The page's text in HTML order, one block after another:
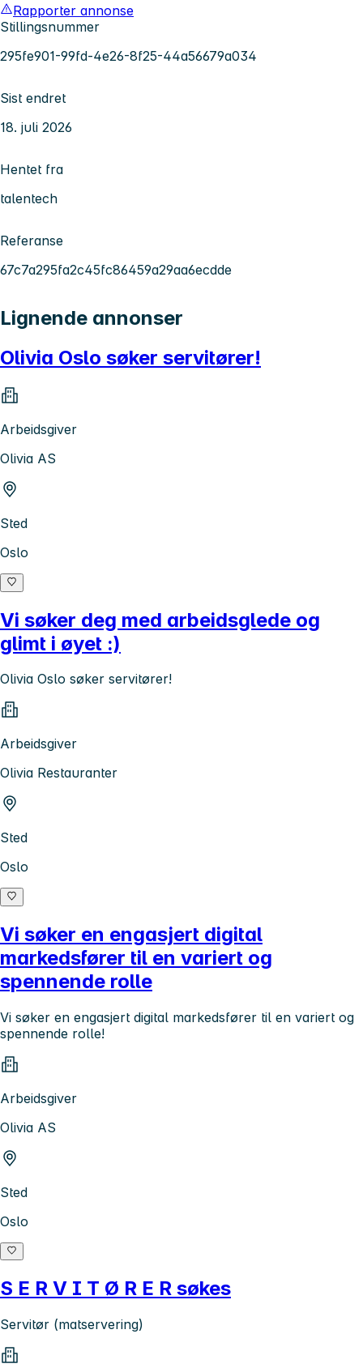
Rapporter annonse
Stillingsnummer
295fe901-99fd-4e26-8f25-44a56679a034
Sist endret
18. juli 2026
Hentet fra
talentech
Referanse
67c7a295fa2c45fc86459a29aa6ecdde
Lignende annonser
Olivia Oslo søker servitører!
Arbeidsgiver
Olivia AS
Sted
Oslo
Vi søker deg med arbeidsglede og
glimt i øyet :)
Olivia Oslo søker servitører!
Arbeidsgiver
Olivia Restauranter
Sted
Oslo
Vi søker en engasjert digital
markedsfører til en variert og
spennende rolle
Vi søker en engasjert digital markedsfører til en variert og
spennende rolle!
Arbeidsgiver
Olivia AS
Sted
Oslo
S E R V I T Ø R E R søkes
Servitør (matservering)